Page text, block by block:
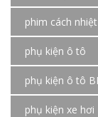
phim cách
phụ kiện ô tô
phụ kiện ô tô
phụ kiện xe hơi